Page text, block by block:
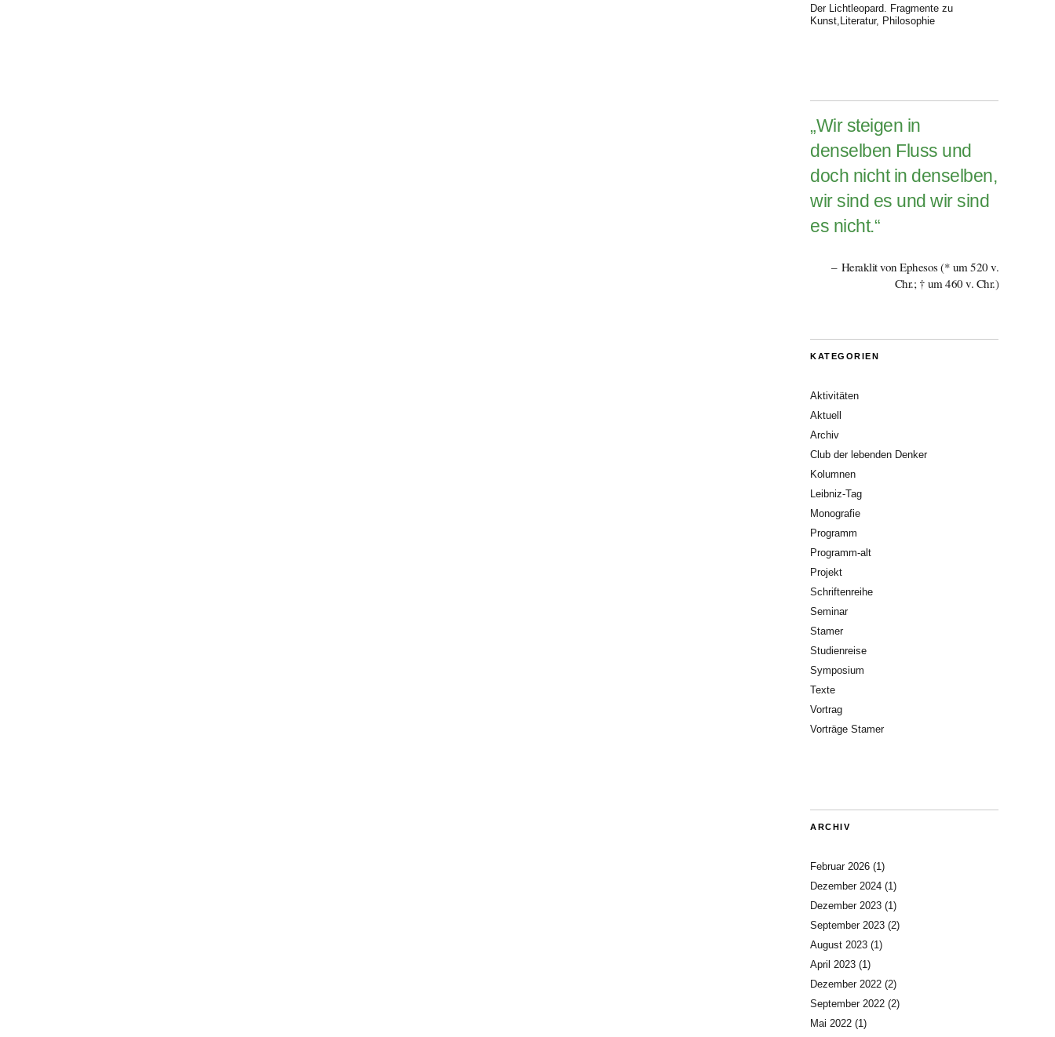
Der Lichtleopard. Fragmente zu
Kunst,Literatur, Philosophie
„Wir steigen in
denselben Fluss und
doch nicht in denselben,
wir sind es und wir sind
es nicht.“
Heraklit von Ephesos (* um 520 v.
Chr.; † um 460 v. Chr.)
KATEGORIEN
Aktivitäten
Aktuell
Archiv
Club der lebenden Denker
Kolumnen
Leibniz-Tag
Monografie
Programm
Programm-alt
Projekt
Schriftenreihe
Seminar
Stamer
Studienreise
Symposium
Texte
Vortrag
Vorträge Stamer
ARCHIV
Februar 2026 (1)
Dezember 2024 (1)
Dezember 2023 (1)
September 2023 (2)
August 2023 (1)
April 2023 (1)
Dezember 2022 (2)
September 2022 (2)
Mai 2022 (1)